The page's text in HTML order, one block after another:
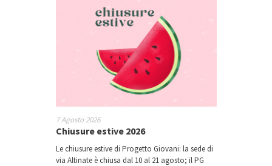
7 Agosto 2026
Chiusure estive 2026
Le chiusure estive di Progetto Giovani: la sede di
via Altinate è chiusa dal 10 al 21 agosto; il PG